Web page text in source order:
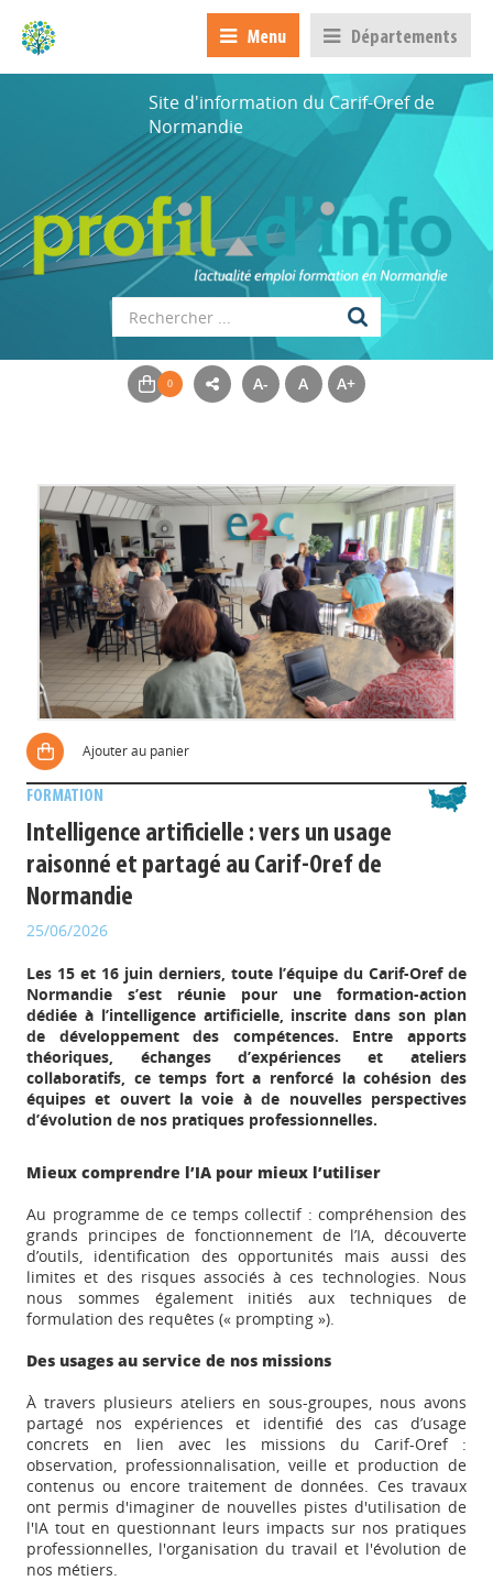
Menu Départements
Site d'information du Carif-Oref de
Normandie
A- A A+
Ajouter au panier
FORMATION
Intelligence artificielle : vers un usage
raisonné et partagé au Carif-Oref de
Normandie
25/06/2026
Les 15 et 16 juin derniers, toute l’équipe du Carif-Oref de
Normandie s’est réunie pour une formation-action
dédiée à l’intelligence artificielle, inscrite dans son plan
de développement des compétences. Entre apports
théoriques, échanges d’expériences et ateliers
collaboratifs, ce temps fort a renforcé la cohésion des
équipes et ouvert la voie à de nouvelles perspectives
d’évolution de nos pratiques professionnelles.
Mieux comprendre l’IA pour mieux l’utiliser
Au programme de ce temps collectif : compréhension des
grands principes de fonctionnement de l’IA, découverte
d’outils, identification des opportunités mais aussi des
limites et des risques associés à ces technologies. Nous
nous sommes également initiés aux techniques de
formulation des requêtes (« prompting »).
Des usages au service de nos missions
À travers plusieurs ateliers en sous-groupes, nous avons
partagé nos expériences et identifié des cas d’usage
concrets en lien avec les missions du Carif-Oref :
observation, professionnalisation, veille et production de
contenus ou encore traitement de données. Ces travaux
ont permis d'imaginer de nouvelles pistes d'utilisation de
l'IA tout en questionnant leurs impacts sur nos pratiques
professionnelles, l'organisation du travail et l'évolution de
nos métiers.